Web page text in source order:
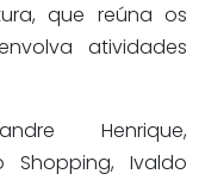
que reúna os
atividades
Henrique,
Ivaldo